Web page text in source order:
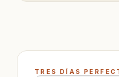
TRES DÍAS